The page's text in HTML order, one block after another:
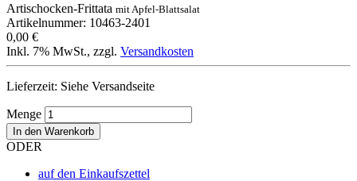
Artischocken-Frittata mit Apfel-Blattsalat
Artikelnummer: 10463-2401
0,00 €
Inkl. 7% MwSt., zzgl. Versandkosten
Lieferzeit: Siehe Versandseite
Menge
In den Warenkorb
ODER
auf den Einkaufszettel